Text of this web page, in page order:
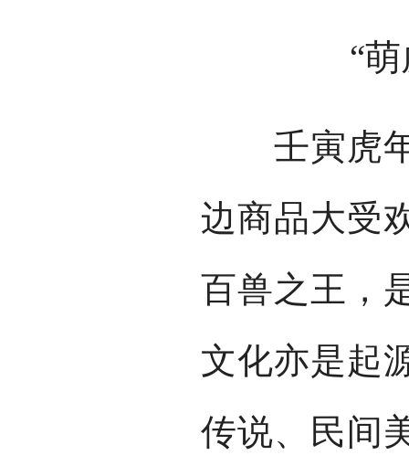
“
壬寅虎年
边商品大受
百兽之王，
文化亦是起
传说、民间